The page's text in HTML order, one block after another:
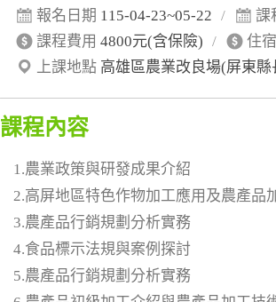
報名日期 115-04-23~05-22 / 課
課程費用 4800元(含保險) / 住
上課地點 高雄區農業改良場(屏東
課程內容
1.農業政策與研發成果介紹
2.高屏地區特色作物加工應用及農產品
3.農產品行銷規劃分析實務
4.食品標示法規與案例探討
5.農產品行銷規劃分析實務